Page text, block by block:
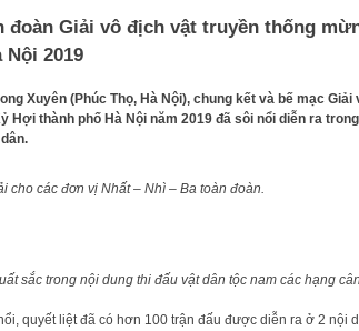
đoàn Giải vô địch vật truyền thống
Nội 2019
Xuyên (Phúc Thọ, Hà Nội), chung kết và bế mạc Giải
Hợi thành phố Hà Nội năm 2019 đã sôi nổi diễn ra
cho các đơn vị Nhất – Nhì – Ba toàn đoàn.
sắc trong nội dung thi đấu vật dân tộc nam các hạng
quyết liệt đã có hơn 100 trận đấu được diễn ra ở 2 nội